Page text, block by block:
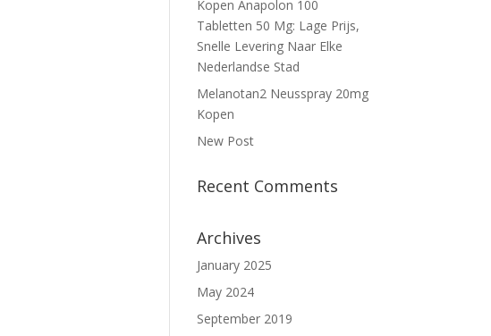
Kopen Anapolon 100
Tabletten 50 Mg: Lage Prijs,
Snelle Levering Naar Elke
Nederlandse Stad
Melanotan2 Neusspray 20mg
Kopen
New Post
Recent Comments
Archives
January 2025
May 2024
September 2019